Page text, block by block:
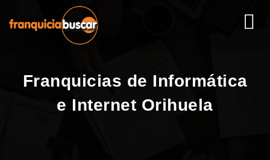
Franquicias de Informática
e Internet Orihuela